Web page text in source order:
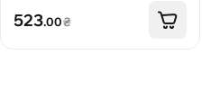
523.00₴